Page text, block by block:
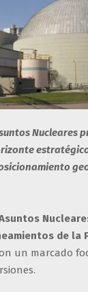
Nucleares
de la
un marcado